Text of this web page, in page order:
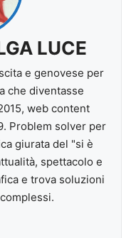
LUCE
e genovese per
che diventasse
web content
Problem solver per
giurata del "si è
spettacolo e
e trova soluzioni